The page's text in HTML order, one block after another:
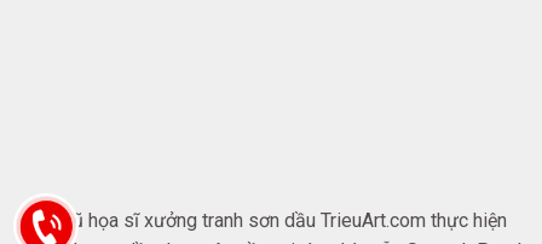
Đội ngũ họa sĩ xưởng tranh sơn dầu TrieuArt.com thực hiện